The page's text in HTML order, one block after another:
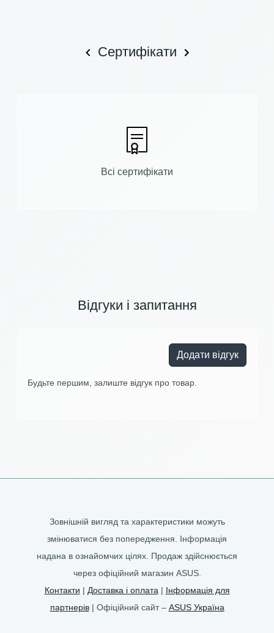
Сертифікати
Всі сертифікати
Відгуки і запитання
Додати відгук
Будьте першим, залиште відгук про товар.
Зовнішній вигляд та характеристики можуть
змінюватися без попередження. Інформація
надана в ознайомчих цілях. Продаж здійснюється
через офіційний магазин ASUS.
Контакти | Доставка і оплата | Інформація для
партнерів| Офіційний сайт – ASUS Україна